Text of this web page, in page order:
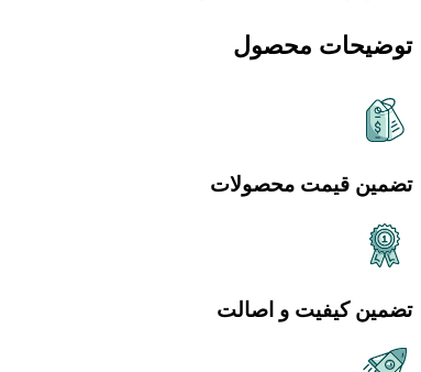
توضیحات محصول
تضمین قیمت محصولات
تضمین کیفیت و اصالت